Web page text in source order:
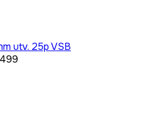
utv. 25p VSB